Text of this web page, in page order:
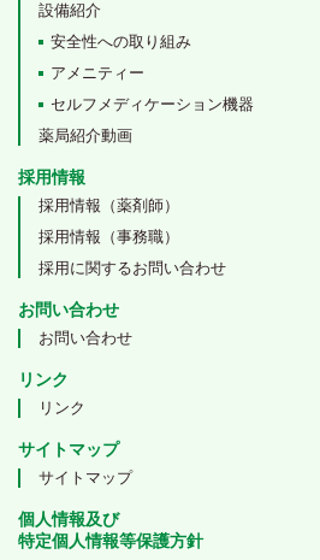
設備紹介
安全性への取り組み
アメニティー
セルフメディケーション機器
薬局紹介動画
採用情報
採用情報（薬剤師）
採用情報（事務職）
採用に関するお問い合わせ
お問い合わせ
お問い合わせ
リンク
リンク
サイトマップ
サイトマップ
個人情報及び
特定個人情報等保護方針